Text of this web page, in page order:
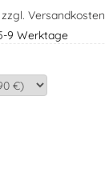
zzgl. Versandkosten
9 Werktage